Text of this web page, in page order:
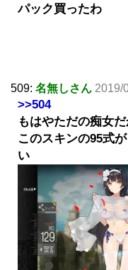
パック買ったわ
509: 名無しさん 2019/
>>504
もはやただの痴女
このスキンの95式
い